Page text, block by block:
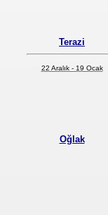
Terazi
22 Aralık - 19 Ocak
Oğlak